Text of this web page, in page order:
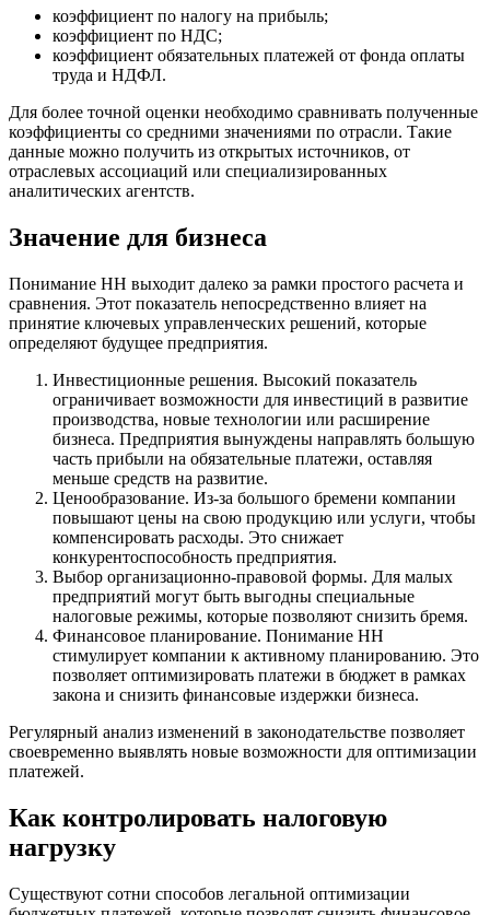
коэффициент по налогу на прибыль;
коэффициент по НДС;
коэффициент обязательных платежей от фонда оплаты
труда и НДФЛ.
Для более точной оценки необходимо сравнивать полученные
коэффициенты со средними значениями по отрасли. Такие
данные можно получить из открытых источников, от
отраслевых ассоциаций или специализированных
аналитических агентств.
Значение для бизнеса
Понимание НН выходит далеко за рамки простого расчета и
сравнения. Этот показатель непосредственно влияет на
принятие ключевых управленческих решений, которые
определяют будущее предприятия.
Инвестиционные решения. Высокий показатель
ограничивает возможности для инвестиций в развитие
производства, новые технологии или расширение
бизнеса. Предприятия вынуждены направлять большую
часть прибыли на обязательные платежи, оставляя
меньше средств на развитие.
Ценообразование. Из-за большого бремени компании
повышают цены на свою продукцию или услуги, чтобы
компенсировать расходы. Это снижает
конкурентоспособность предприятия.
Выбор организационно-правовой формы. Для малых
предприятий могут быть выгодны специальные
налоговые режимы, которые позволяют снизить бремя.
Финансовое планирование. Понимание НН
стимулирует компании к активному планированию. Это
позволяет оптимизировать платежи в бюджет в рамках
закона и снизить финансовые издержки бизнеса.
Регулярный анализ изменений в законодательстве позволяет
своевременно выявлять новые возможности для оптимизации
платежей.
Как контролировать налоговую
нагрузку
Существуют сотни способов легальной оптимизации